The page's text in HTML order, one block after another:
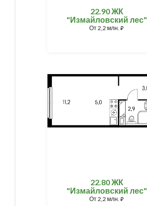
22.90 ЖК
"Измайловский лес"
От2,2 млн. ⃏
22.80 ЖК
"Измайловский лес"
От2,2 млн. ⃏